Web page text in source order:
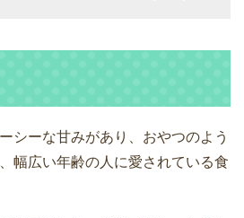
シーな甘みがあり、おやつのよう
幅広い年齢の人に愛されている食